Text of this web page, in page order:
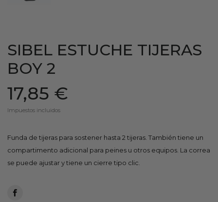
SIBEL ESTUCHE TIJERAS
BOY 2
17,85 €
Impuestos incluidos
Funda de tijeras para sostener hasta 2 tijeras. También tiene un
compartimento adicional para peines u otros equipos. La correa
se puede ajustar y tiene un cierre tipo clic.